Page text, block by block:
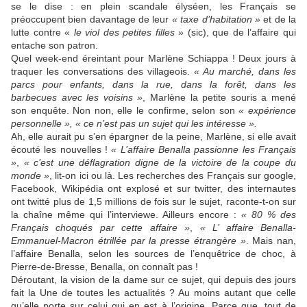
se le dise : en plein scandale élyséen, les Français se
préoccupent bien davantage de leur « taxe d’habitation »et de la
lutte contre « le viol des petites filles» (sic), que de l’affaire qui
entache son patron.
Quel week-end éreintant pour Marlène Schiappa ! Deux jours à
traquer les conversations des villageois. « Au marché, dans les
parcs pour enfants, dans la rue, dans la forêt, dans les
barbecues avec les voisins » , Marlène la petite souris a mené
son enquête. Non non, elle le confirme, selon son« expérience
personnelle », « ce n’est pas un sujet qui les intéresse ».
Ah, elle aurait pu s’en épargner de la peine, Marlène, si elle avait
écouté les nouvelles !« L’affaire Benalla passionne les Français
»
« c’est une déflagration digne de la victoire de la coupe du
monde » , lit-on ici ou là. Les recherches des Français sur google,
Facebook, Wikipédia ont explosé et sur twitter, des internautes
ont twitté plus de 1,5 millions de fois sur le sujet, raconte-t-on sur
la chaîne même qui l’interviewe. Ailleurs encore : « 80 % des
Français choqués par cette affaire »
« L’ affaire Benalla-
Emmanuel-Macron étrillée par la presse étrangère ». Mais nan,
l’affaire Benalla, selon les sources de l’enquêtrice de choc, à
Pierre-de-Bresse, Benalla, on connaît pas !
Déroutant, la vision de la dame sur ce sujet, qui depuis des jours
fait la Une de toutes les actualités ? Au moins autant que celle